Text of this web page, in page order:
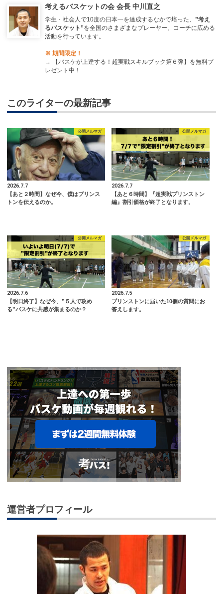
考えるバスケットの会 会長 中川直之
学生・社会人で10度の日本一を達成するなかで培った、 ”考え
るバスケット”を全国のさまざまなプレーヤー、コーチに広める
活動を行っています。
※ 期間限定！
→
【バスケが上達する！超実戦スキルブック第６弾】を無料プ
レゼント中！
このライターの最新記事
公開メルマガ
2026.7.7
【あと２時間】なぜ今、僕はプリンス
トンを伝えるのか。
公開メルマガ
2026.7.7
【あと６時間】『超実戦プリンストン
編』割引価格が終了となります。
公開メルマガ
2026.7.6
【明日終了】なぜ今、”５人で攻め
る”バスケに共感が集まるのか？
公開メルマガ
2026.7.5
プリンストンに届いた10個の質問にお
答えします。
運営者プロフィール